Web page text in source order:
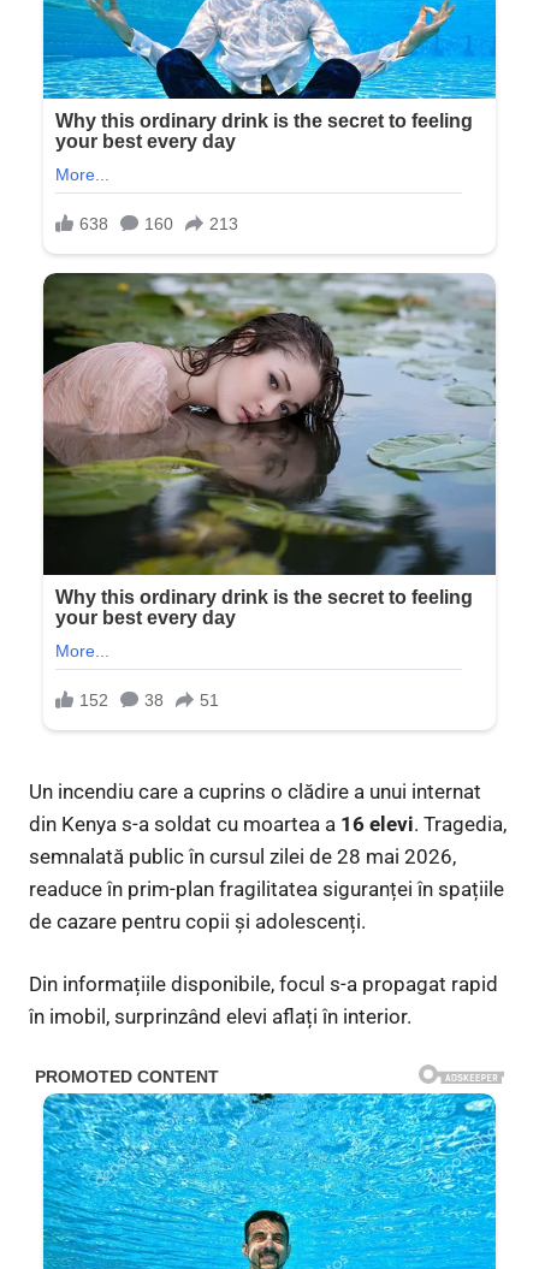
Un incendiu care a cuprins o clădire a unui internat
din Kenya s-a soldat cu moartea a 16 elevi. Tragedia,
semnalată public în cursul zilei de 28 mai 2026,
readuce în prim-plan fragilitatea siguranței în spațiile
de cazare pentru copii și adolescenți.
Din informațiile disponibile, focul s-a propagat rapid
în imobil, surprinzând elevi aflați în interior.